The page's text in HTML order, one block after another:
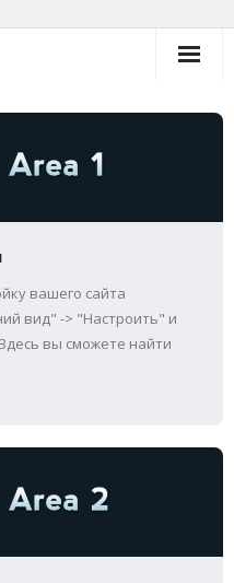
вашего сайта
вид" -> "Настроить" и
вы сможете найти